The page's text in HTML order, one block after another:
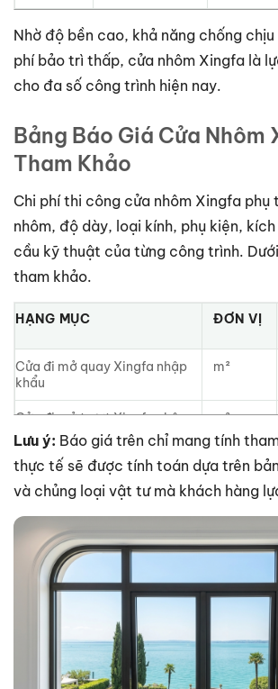
Nhờ độ bền cao, khả năng chống
phí bảo trì thấp, cửa nhôm Xingfa là
cho đa số công trình hiện nay.
Bảng Báo Giá Cửa Nhôm
Tham Khảo
Chi phí thi công cửa nhôm Xingfa phụ
nhôm, độ dày, loại kính, phụ kiện,
cầu kỹ thuật của từng công trình.
tham khảo.
HẠNG MỤC ĐƠN VỊ
Cửa đi mở quay Xingfa nhập
khẩu
m²
Cửa đi mở trượt Xingfa nhập
khẩu
m²
Cửa sổ Xingfa nhập khẩu m²
Cửa xếp trượt Xingfa nhập
khẩu
Vách kính ô fix
Công
Lưu ý: Báo giá trên chỉ mang tính
thực tế sẽ được tính toán dựa trên
và chủng loại vật tư mà khách hàng